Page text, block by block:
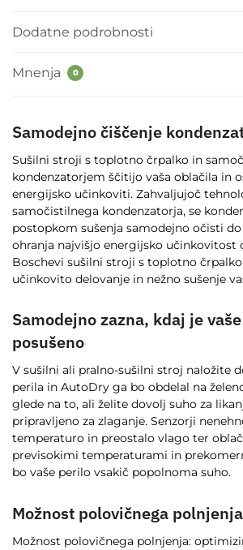
Dodatne podrobnosti
Mnenja 0
Samodejno čiščenje
Sušilni stroji s toplotno črpalko in
kondenzatorjem ščitijo vaša oblačila in
energijsko učinkoviti. Zahvaljujoč
samočistilnega kondenzatorja, se
postopkom sušenja samodejno očisti
ohranja najvišjo energijsko učinkovitost
Boschevi sušilni stroji s toplotno črpalko
učinkovito delovanje in nežno sušenje
Samodejno zazna, kdaj je
posušeno
V sušilni ali pralno-sušilni stroj naložite
perila in AutoDry ga bo obdelal na
glede na to, ali želite dovolj suho za
pripravljeno za zlaganje. Senzorji
temperaturo in preostalo vlago ter
previsokimi temperaturami in
bo vaše perilo vsakič popolnoma suho.
Možnost polovičnega polnjenja
Možnost polovičnega polnjenja: